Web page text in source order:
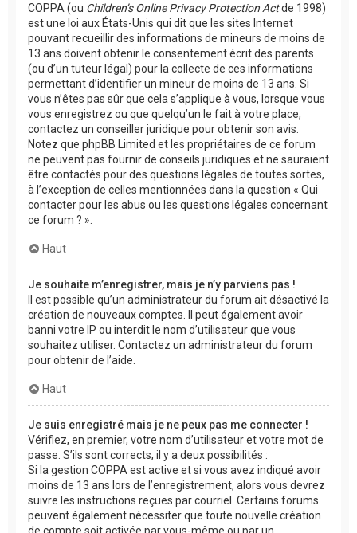
COPPA (ou Children’s Online Privacy Protection Actde 1998)
est une loi aux États-Unis qui dit que les sites Internet
pouvant recueillir des informations de mineurs de moins de
13 ans doivent obtenir le consentement écrit des parents
(ou d’un tuteur légal) pour la collecte de ces informations
permettant d’identifier un mineur de moins de 13 ans. Si
vous n’êtes pas sûr que cela s’applique à vous, lorsque vous
vous enregistrez ou que quelqu’un le fait à votre place,
contactez un conseiller juridique pour obtenir son avis.
Notez que phpBB Limited et les propriétaires de ce forum
ne peuvent pas fournir de conseils juridiques et ne sauraient
être contactés pour des questions légales de toutes sortes,
à l’exception de celles mentionnées dans la question « Qui
contacter pour les abus ou les questions légales concernant
ce forum ? ».
Haut
Je souhaite m’enregistrer, mais je n’y parviens pas !
Il est possible qu’un administrateur du forum ait désactivé la
création de nouveaux comptes. Il peut également avoir
banni votre IP ou interdit le nom d’utilisateur que vous
souhaitez utiliser. Contactez un administrateur du forum
pour obtenir de l’aide.
Haut
Je suis enregistré mais je ne peux pas me connecter !
Vérifiez, en premier, votre nom d’utilisateur et votre mot de
passe. S’ils sont corrects, il y a deux possibilités :
Si la gestion COPPA est active et si vous avez indiqué avoir
moins de 13 ans lors de l’enregistrement, alors vous devrez
suivre les instructions reçues par courriel. Certains forums
peuvent également nécessiter que toute nouvelle création
de compte soit activée par vous-même ou par un